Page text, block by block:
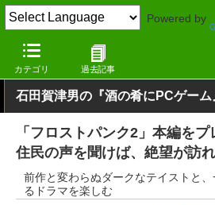
Powered by
カテゴリ 過去記事
窓の杜 エンタメ ゲーム
石田賀津男の『酒の肴にPCゲーム
「フロストパンク2」本編を
住民の声を聞けば、絶望が訪
前作と変わらぬダークなテイストと
るドラマを楽しむ